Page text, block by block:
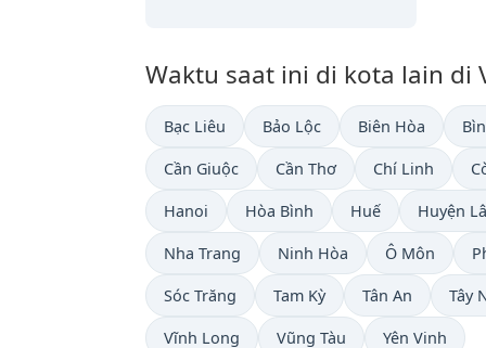
Waktu saat ini di kota lain di
Bạc Liêu Bảo Lộc Biên Hòa
Cần Giuộc Cần Thơ Chí Linh
Hanoi Hòa Bình Huế Huyện
Nha Trang Ninh Hòa Ô Môn
Sóc Trăng Tam Kỳ Tân An Tây
Vĩnh Long Vũng Tàu Yên Vinh